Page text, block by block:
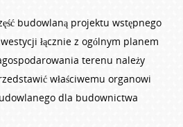
budowlaną projektu wstępnego
łącznie z ogólnym planem
terenu należy
właściwemu organowi
dla budownictwa